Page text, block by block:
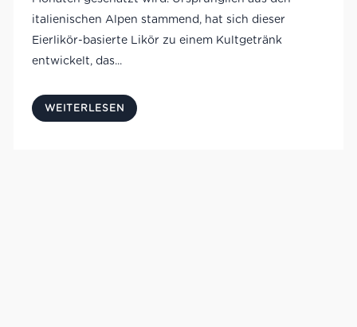
italienischen Alpen stammend, hat sich dieser
Eierlikör-basierte Likör zu einem Kultgetränk
entwickelt, das...
WEITERLESEN